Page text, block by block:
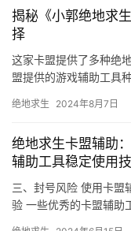
揭秘《小郭绝地求
择
这家卡盟提供了多种绝
盟提供的游戏辅助工具
绝地求生 2024年8月7日
绝地求生卡盟辅助
辅助工具稳定使用
三、封号风险 使用卡盟
验 一些优秀的卡盟辅助